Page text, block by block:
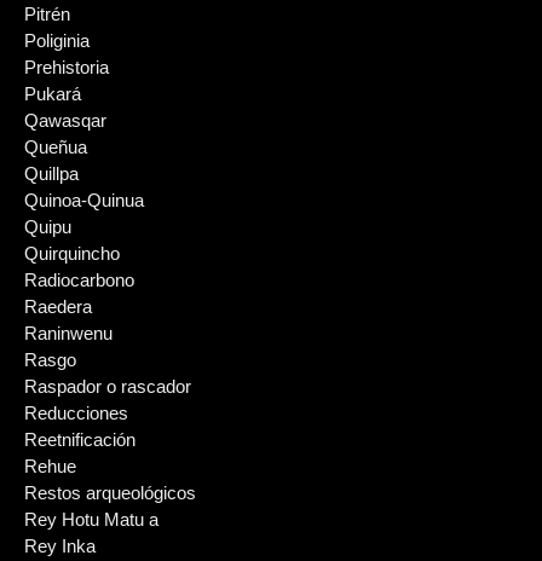
Pitrén
Poliginia
Prehistoria
Pukará
Qawasqar
Queñua
Quillpa
Quinoa-Quinua
Quipu
Quirquincho
Radiocarbono
Raedera
Raninwenu
Rasgo
Raspador o rascador
Reducciones
Reetnificación
Rehue
Restos arqueológicos
Rey Hotu Matu a
Rey Inka